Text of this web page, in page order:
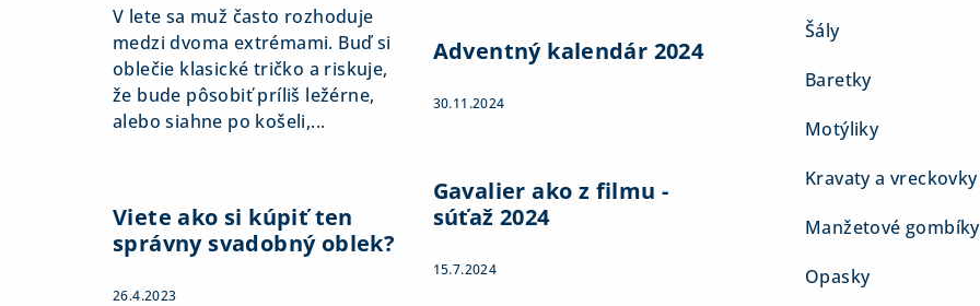
V lete sa muž často rozhoduje
medzi dvoma extrémami. Buď si
oblečie klasické tričko a riskuje,
že bude pôsobiť príliš ležérne,
alebo siahne po košeli,...
Viete ako si kúpiť ten
správny svadobný oblek?
26.4.2023
Adventný kalendár 2024
30.11.2024
Gavalier ako z filmu -
súťaž 2024
15.7.2024
Šály
Baretky
Motýliky
Kravaty a vreckovky
Manžetové gombíky
Opasky